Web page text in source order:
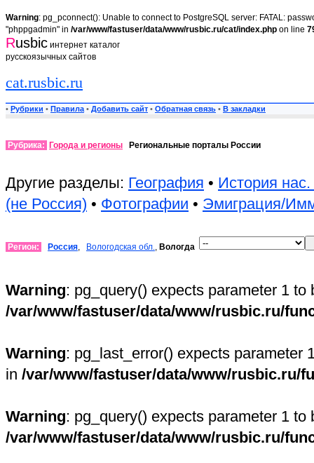
Warning: pg_pconnect(): Unable to connect to PostgreSQL server: FATAL:
"phppgadmin" in /var/www/fastuser/data/www/rusbic.ru/cat/index.php on line
Rusbic интернет каталог
русскоязычных сайтов
cat.rusbic.ru
• Рубрики • Правила • Добавить сайт • Обратная связь • В закладки
Рубрика: Города и регионы Региональные порталы России
Другие разделы: География • История нас.
(не Россия) • Фотографии • Эмиграция/
Регион: Россия, Вологодская обл., Вологда
Warning: pg_query() expects parameter 1
/var/www/fastuser/data/www/rusbic.ru/
Warning: pg_last_error() expects parameter
in /var/www/fastuser/data/www/rusbic.ru/
Warning: pg_query() expects parameter 1
/var/www/fastuser/data/www/rusbic.ru/